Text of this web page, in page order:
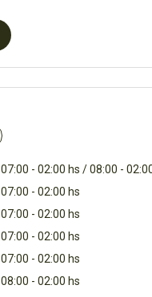
07:00 - 02:00 hs / 08:00 -
07:00 - 02:00 hs
07:00 - 02:00 hs
07:00 - 02:00 hs
07:00 - 02:00 hs
08:00 - 02:00 hs